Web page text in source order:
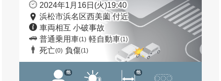
2024年1月16日(火)19:40
浜松市浜名区西美薗 付近
車両相互 小破事故
普通乗用車(1) 軽自動車(1)
死亡(0) 負傷(1)
他 他